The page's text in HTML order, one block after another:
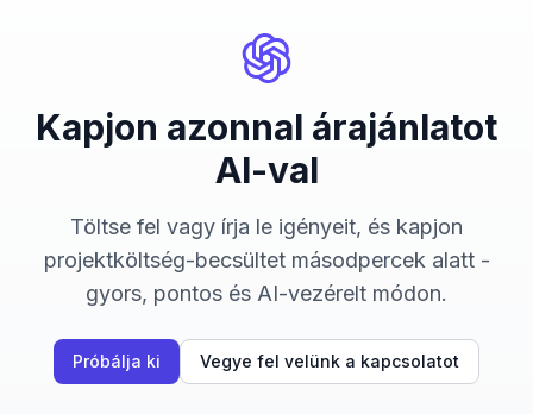
Kapjon azonnal árajánlatot
AI-val
Töltse fel vagy írja le igényeit, és kapjon
projektköltség-becsültet másodpercek alatt -
gyors, pontos és AI-vezérelt módon.
Próbálja ki Vegye fel velünk a kapcsolatot